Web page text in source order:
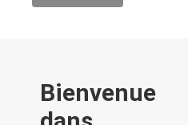
Bienvenue